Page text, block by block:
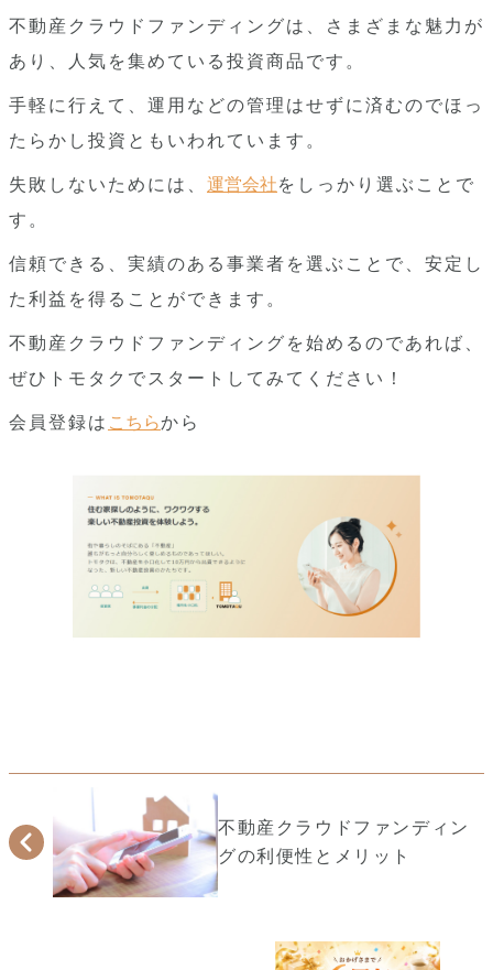
不動産クラウドファンディングは、さまざまな魅力が
あり、人気を集めている投資商品です。
手軽に行えて、運用などの管理はせずに済むのでほっ
たらかし投資ともいわれています。
失敗しないためには、 運営会社をしっかり選ぶことで
す。
信頼できる、実績のある事業者を選ぶことで、安定し
た利益を得ることができます。
不動産クラウドファンディングを始めるのであれば、
ぜひトモタクでスタートしてみてください！
会員登録は こちらから
不動産クラウドファンディン
グの利便性とメリット